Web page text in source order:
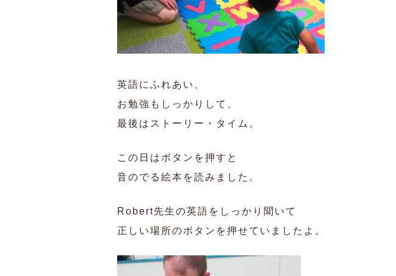
英語にふれあい、
お勉強もしっかりして、
最後はストーリー・タイム。
この日はボタンを押すと
音のでる絵本を読みました。
Robert先生の英語をしっかり聞いて
正しい場所のボタンを押せていましたよ。